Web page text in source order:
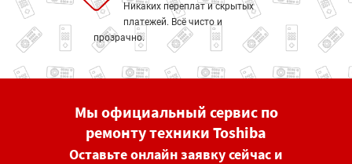
Никаких переплат и скрытых
платежей. Всё чисто и
прозрачно.
Мы официальный сервис по
ремонту техники Toshiba
Оставьте онлайн заявку сейчас и